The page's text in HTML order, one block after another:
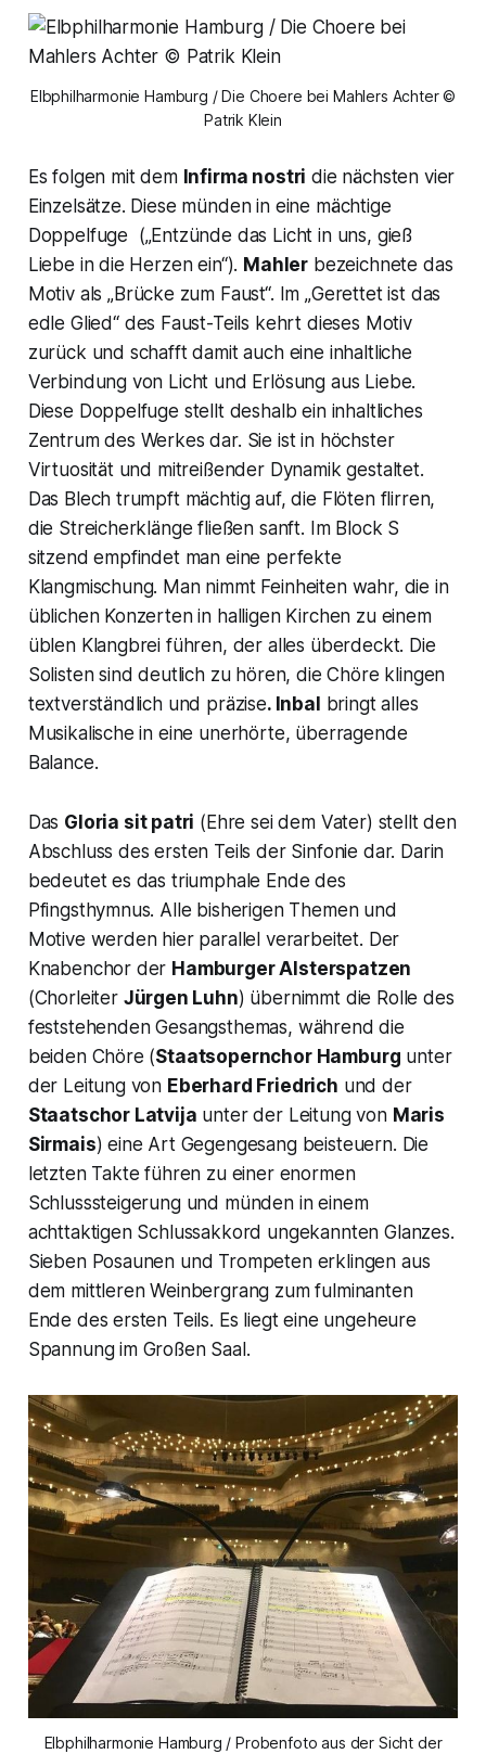
Elbphilharmonie Hamburg / Die Choere bei Mahlers Achter ©
Patrik Klein
Es folgen mit dem Infirma nostri die nächsten vier
Einzelsätze. Diese münden in eine mächtige
Doppelfuge („Entzünde das Licht in uns, gieß
Liebe in die Herzen ein“). Mahler bezeichnete das
Motiv als „Brücke zum Faust“. Im„Gerettet ist das
edle Glied“des Faust-Teils kehrt dieses Motiv
zurück und schafft damit auch eine inhaltliche
Verbindung von Licht und Erlösung aus Liebe.
Diese Doppelfuge stellt deshalb ein inhaltliches
Zentrum des Werkes dar. Sie ist in höchster
Virtuosität und mitreißender Dynamik gestaltet.
Das Blech trumpft mächtig auf, die Flöten flirren,
die Streicherklänge fließen sanft. Im Block S
sitzend empfindet man eine perfekte
Klangmischung. Man nimmt Feinheiten wahr, die in
üblichen Konzerten in halligen Kirchen zu einem
üblen Klangbrei führen, der alles überdeckt. Die
Solisten sind deutlich zu hören, die Chöre klingen
textverständlich und präzise. Inbal bringt alles
Musikalische in eine unerhörte, überragende
Balance.
Das Gloria sit patri (Ehre sei dem Vater) stellt den
Abschluss des ersten Teils der Sinfonie dar. Darin
bedeutet es das triumphale Ende des
Pfingsthymnus. Alle bisherigen Themen und
Motive werden hier parallel verarbeitet. Der
Knabenchor der Hamburger Alsterspatzen
(Chorleiter Jürgen Luhn) übernimmt die Rolle des
feststehenden Gesangsthemas, während die
beiden Chöre (Staatsopernchor Hamburg unter
der Leitung von Eberhard Friedrich und der
Staatschor Latvija unter der Leitung von Maris
Sirmais) eine Art Gegengesang beisteuern. Die
letzten Takte führen zu einer enormen
Schlusssteigerung und münden in einem
achttaktigen Schlussakkord ungekannten Glanzes.
Sieben Posaunen und Trompeten erklingen aus
dem mittleren Weinbergrang zum fulminanten
Ende des ersten Teils. Es liegt eine ungeheure
Spannung im Großen Saal.
Elbphilharmonie Hamburg / Probenfoto aus der Sicht der